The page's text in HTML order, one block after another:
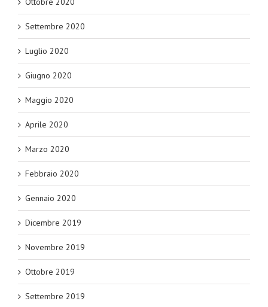
Settembre 2020
Luglio 2020
Giugno 2020
Maggio 2020
Aprile 2020
Marzo 2020
Febbraio 2020
Gennaio 2020
Dicembre 2019
Novembre 2019
Ottobre 2019
Settembre 2019